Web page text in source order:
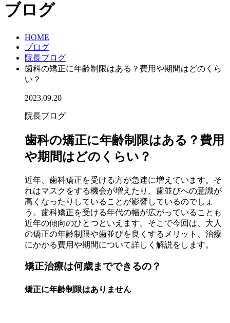
ブログ
HOME
ブログ
院長ブログ
歯科の矯正に年齢制限はある？費用や期間はどのくら
い？
2023.09.20
院長ブログ
歯科の矯正に年齢制限はある？費用
や期間はどのくらい？
近年、歯科矯正を受ける方が急速に増えています。そ
れはマスクをする機会が増えたり、歯並びへの意識が
高くなったりしていることが影響しているのでしょ
う。歯科矯正を受ける年代の幅が広がっていることも
近年の傾向のひとつといえます。そこで今回は、大人
の矯正の年齢制限や歯並びを良くするメリット、治療
にかかる費用や期間について詳しく解説をします。
矯正治療は何歳までできるの？
矯正に年齢制限はありません